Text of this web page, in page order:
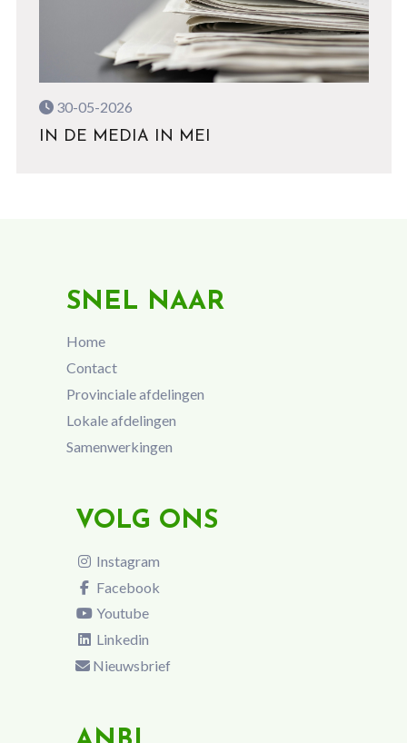
30-05-2026
IN DE MEDIA IN MEI
SNEL NAAR
Home
Contact
Provinciale afdelingen
Lokale afdelingen
Samenwerkingen
VOLG ONS
Instagram
Facebook
Youtube
Linkedin
Nieuwsbrief